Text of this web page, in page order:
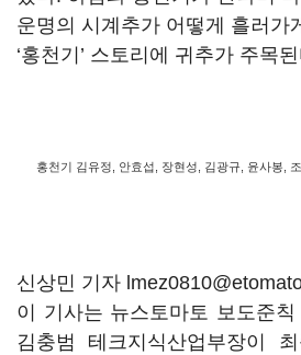
운명의 시계추가 어떻게 흘러가
‘홍천기 ’ 스토리에 귀추가 주목
홍천기 김유정, 안효섭, 장현성, 김광규, 윤사봉,
신상민 기자
이 기사는 뉴스토마토 보도준
김충범 테크지식산업부장이 최